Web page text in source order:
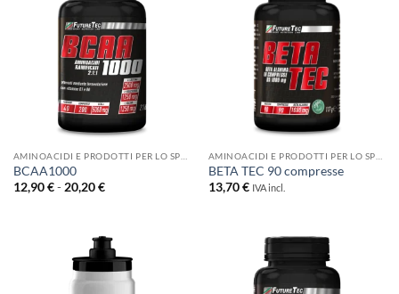
BCAA1000
12,90€ - 20,20€Fascia
12,90 €
a
20,20 €
BETA TEC 90 compresse
13,70€ IVA incl.